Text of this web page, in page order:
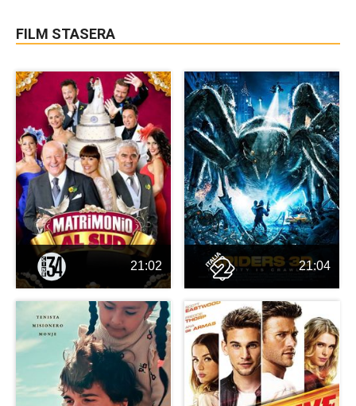
FILM STASERA
21:02 21:04